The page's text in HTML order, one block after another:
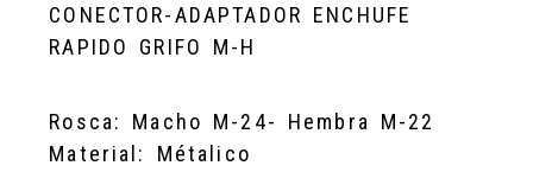
CONECTOR-ADAPTADOR ENCHUFE
RAPIDO GRIFO M-H
Rosca: Macho M-24- Hembra M-22
Material: Métalico